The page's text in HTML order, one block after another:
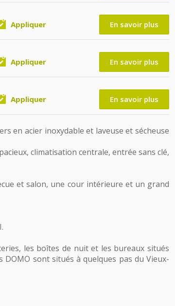
Appliquer En savoir plus
Appliquer En savoir plus
Appliquer En savoir plus
en acier inoxydable et laveuse et sécheuse
climatisation centrale, entrée sans clé,
et salon, une cour intérieure et un grand
les boîtes de nuit et les bureaux situés
sont situés à quelques pas du Vieux-